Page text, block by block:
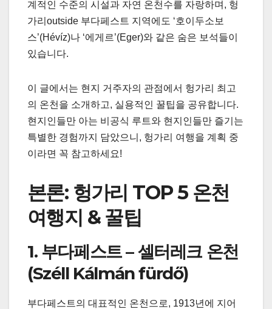
계적인 수준의 시설과 자연 온천수를 자랑하며, 헝
가리outside 부다페스트 지역에도 ‘호이두소보
스’(Hévíz)나 ‘에게르’(Eger)와 같은 숨은 보석들이
있습니다.
이 글에서는 현지 거주자의 관점에서 헝가리 최고
의 온천을 소개하고, 실용적인 꿀팁을 공유합니다.
현지인들만 아는 비공식 루트와 현지인들만 즐기는
특별한 경험까지 담았으니, 헝가리 여행을 계획 중
이라면 꼭 참고하세요!
본론: 헝가리 TOP 5 온천
여행지 & 꿀팁
1. 부다페스트 – 셀터레크 온천
(Széll Kálmán fürdő)
부다페스트의 대표적인 온천으로, 1913년에 지어